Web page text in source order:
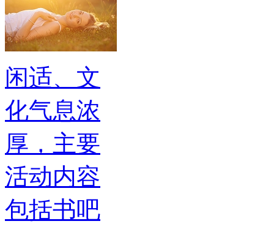
闲适、文
化气息浓
厚，主要
活动内容
包括书吧